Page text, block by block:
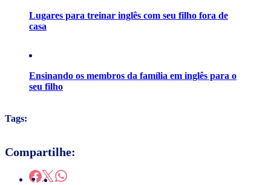
Lugares para treinar inglês com seu filho fora de
casa
Ensinando os membros da família em inglês para o
seu filho
Tags:
Compartilhe: